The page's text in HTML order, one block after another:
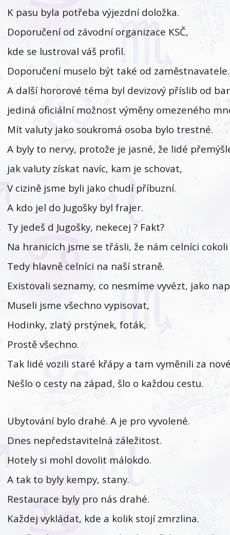
K pasu byla potřeba výjezdní doložka.
Doporučení od závodní organizace KSČ,
kde se lustroval váš profil.
Doporučení muselo být také od zaměstnavatele.
A další hororové téma byl devizový příslib od
jediná oficiální možnost výměny omezeného
Mít valuty jako soukromá osoba bylo trestné.
A byly to nervy, protože je jasné, že lidé
jak valuty získat navíc, kam je schovat,
V cizině jsme byli jako chudí příbuzní.
A kdo jel do Jugošky byl frajer.
Ty jedeš d Jugošky, nekecej ? Fakt?
Na hranicích jsme se třásli, že nám celníci cokoli
Tedy hlavně celníci na naší straně.
Existovali seznamy, co nesmíme vyvézt, jako
Museli jsme všechno vypisovat,
Hodinky, zlatý prstýnek, foták,
Prostě všechno.
Tak lidé vozili staré křápy a tam vyměnili za
Nešlo o cesty na západ, šlo o každou cestu.
Ubytování bylo drahé. A je pro vyvolené.
Dnes nepředstavitelná záležitost.
Hotely si mohl dovolit málokdo.
A tak to byly kempy, stany.
Restaurace byly pro nás drahé.
Každej vykládat, kde a kolik stojí zmrzlina.